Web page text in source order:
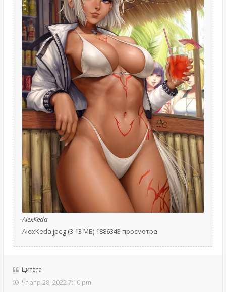
AlexKeda
AlexKeda.jpeg (3.13 МБ) 1886343 просмотра
Цитата
Чт апр 28, 2022 7:10 pm